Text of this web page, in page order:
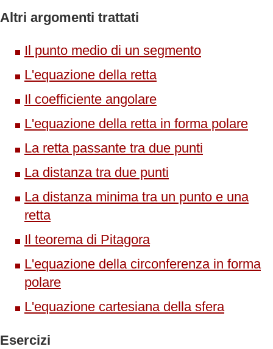
Altri argomenti trattati
Il punto medio di un segmento
L'equazione della retta
Il coefficiente angolare
L'equazione della retta in forma polare
La retta passante tra due punti
La distanza tra due punti
La distanza minima tra un punto e una
retta
Il teorema di Pitagora
L'equazione della circonferenza in forma
polare
L'equazione cartesiana della sfera
Esercizi